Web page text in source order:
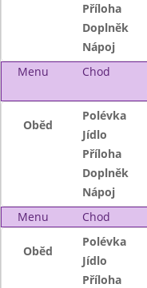
Příloha
Doplněk
Nápoj
Menu
Chod
Oběd
Polévka
Jídlo
Příloha
Doplněk
Nápoj
Menu
Chod
Oběd
Polévka
Jídlo
Příloha